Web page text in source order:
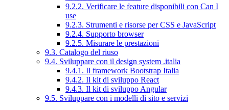
9.2.2. Verificare le feature disponibili con Can I
use
9.2.3. Strumenti e risorse per CSS e JavaScript
9.2.4. Supporto browser
9.2.5. Misurare le prestazioni
9.3. Catalogo del riuso
9.4. Sviluppare con il design system .italia
9.4.1. Il framework Bootstrap Italia
9.4.2. Il kit di sviluppo React
9.4.3. Il kit di sviluppo Angular
9.5. Sviluppare con i modelli di sito e servizi